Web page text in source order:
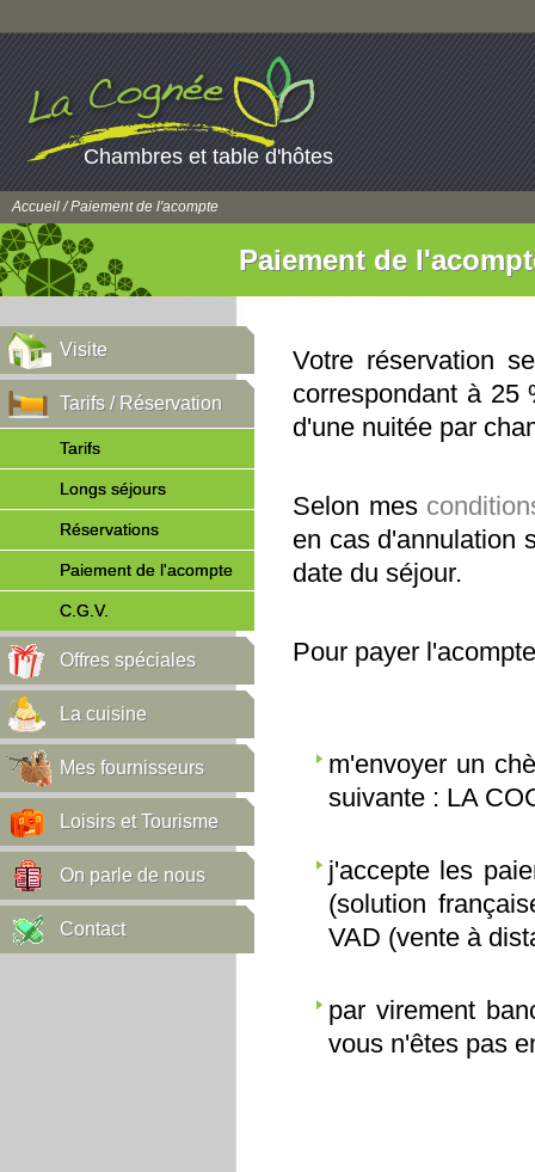
Chambres et table d'hôtes
Accueil/ Paiement de l'acompte
Paiement de
Visite
Tarifs / Réservation
Tarifs
Longs séjours
Réservations
Paiement de l'acompte
C.G.V.
Offres spéciales
La cuisine
Mes fournisseurs
Loisirs et Tourisme
On parle de nous
Contact
Votre réservation
correspondant à 25
d'une nuitée par
Selon mes
en cas d'annulation
date du séjour.
Pour payer
m'envoyer un
suivante : LA
j'accepte les
(solution
VAD (vente à
par virement
vous n'êtes pas